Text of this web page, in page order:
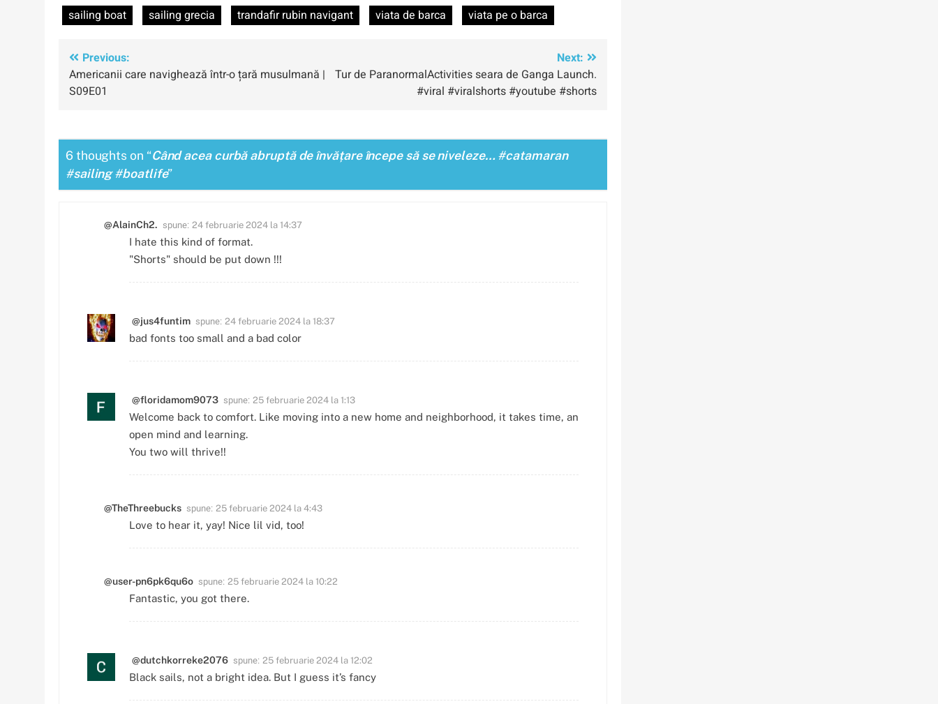
sailing boat
sailing grecia trandafir rubin navigant viata de barca viata pe o barca
Navigare
în
Previous:
Americanii care navighează într-o țară musulmană |
S09E01
Next:
Tur de ParanormalActivities seara de Ganga Launch.
#viral #viralshorts #youtube #shorts
6 thoughts on “Când acea curbă abruptă de învățare începe să se niveleze… #catamaran
#sailing #boatlife”
@AlainCh2. spune: 24 februarie 2024 la 14:37
I hate this kind of format.
"Shorts" should be put down !!!
@jus4funtim spune: 24 februarie 2024 la 18:37
bad fonts too small and a bad color
@floridamom9073 spune: 25 februarie 2024 la 1:13
Welcome back to comfort. Like moving into a new home and neighborhood, it takes time, an
open mind and learning.
You two will thrive!!
@TheThreebucks spune: 25 februarie 2024 la 4:43
Love to hear it, yay! Nice lil vid, too!
@user-pn6pk6qu6o spune: 25 februarie 2024 la 10:22
Fantastic, you got there.
@dutchkorreke2076 spune: 25 februarie 2024 la 12:02
Black sails, not a bright idea. But I guess it’s fancy